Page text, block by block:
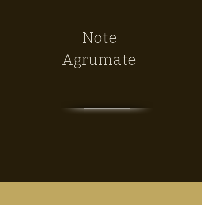
Note
Agrumate